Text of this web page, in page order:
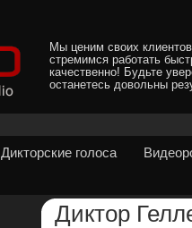
Мы ценим своих
стремимся работать
качественно! Будьте
останетесь довольны
Дикторские голоса
Диктор